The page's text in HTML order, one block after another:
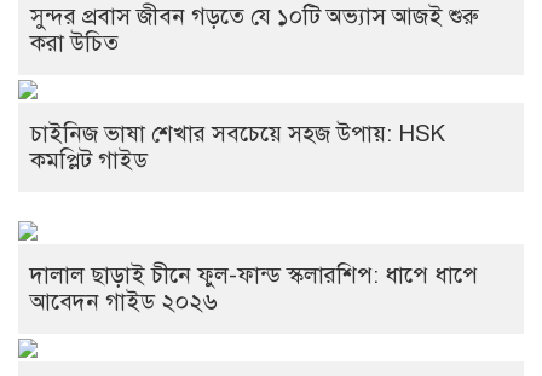
সুন্দর প্রবাস জীবন গড়তে যে ১০টি অভ্যাস আজই শুরু
করা উচিত
চাইনিজ ভাষা শেখার সবচেয়ে সহজ উপায়: HSK
কমপ্লিট গাইড
দালাল ছাড়াই চীনে ফুল-ফান্ড স্কলারশিপ: ধাপে ধাপে
আবেদন গাইড ২০২৬